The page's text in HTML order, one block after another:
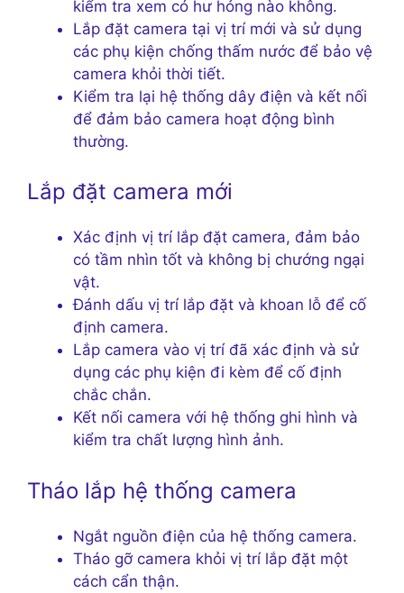
kiểm tra xem có hư hỏng nào không.
Lắp đặt camera tại vị trí mới và sử dụng
các phụ kiện chống thấm nước để bảo vệ
camera khỏi thời tiết.
Kiểm tra lại hệ thống dây điện và kết nối
để đảm bảo camera hoạt động bình
thường.
Lắp đặt camera mới
Xác định vị trí lắp đặt camera, đảm bảo
có tầm nhìn tốt và không bị chướng ngại
vật.
Đánh dấu vị trí lắp đặt và khoan lỗ để cố
định camera.
Lắp camera vào vị trí đã xác định và sử
dụng các phụ kiện đi kèm để cố định
chắc chắn.
Kết nối camera với hệ thống ghi hình và
kiểm tra chất lượng hình ảnh.
Tháo lắp hệ thống camera
Ngắt nguồn điện của hệ thống camera.
Tháo gỡ camera khỏi vị trí lắp đặt một
cách cẩn thận.